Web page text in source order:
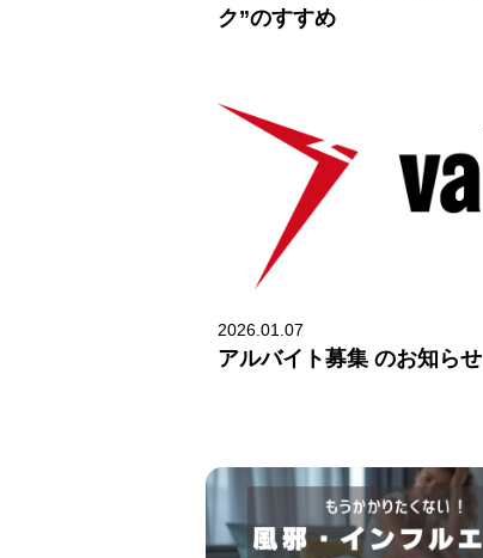
ク”のすすめ
2026.01.07
アルバイト募集 のお知らせ